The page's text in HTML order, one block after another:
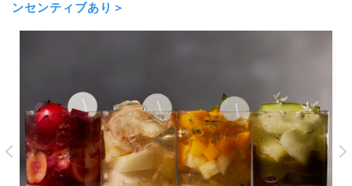
ンセンティブあり＞